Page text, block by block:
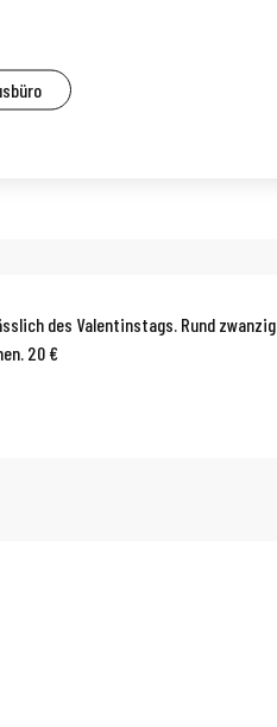
des Valentinstags. Rund zwanzig
20 €